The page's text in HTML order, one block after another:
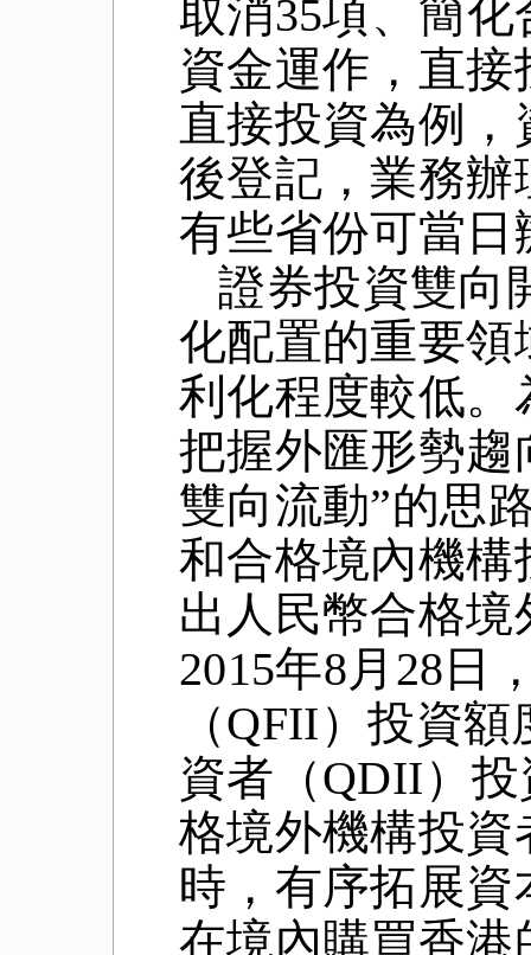
取消35項、簡
資金運作，直
直接投資為例
後登記，業務辦
有些省份可當日
證券投資雙向
化配置的重要
利化程度較低
把握外匯形勢趨
雙向流動”的思
和合格境內機
出人民幣合格
2015年8月28日
（QFII）投資
資者（QDII）
格境外機構投資
時，有序拓展
在境內購買香